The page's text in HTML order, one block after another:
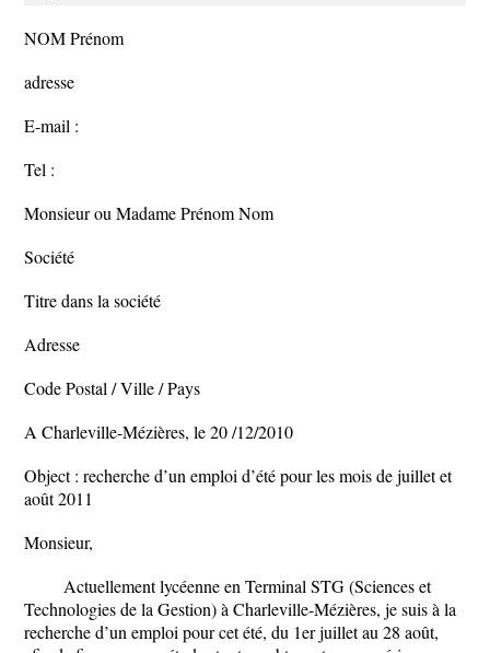
NOM Prénom
adresse
E-mail :
Tel :
Monsieur ou Madame Prénom Nom
Société
Titre dans la société
Adresse
Code Postal / Ville / Pays
A Charleville-Mézières, le 20 /12/2010
Object : recherche d’un emploi d’été pour les mois de juillet et
août 2011
Monsieur,
Actuellement lycéenne en Terminal STG (Sciences et
Technologies de la Gestion) à Charleville-Mézières, je suis à la
recherche d’un emploi pour cet été, du 1er juillet au 28 août,